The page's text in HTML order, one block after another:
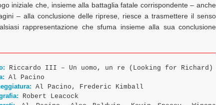
iniziale che, insieme alla battaglia fatale corrispondente – anche
– alla conclusione delle riprese, riesce a trasmettere il senso
rappresentazione che sfuma insieme alla sua conclusione
Riccardo III – Un uomo, un re (Looking for Richard)
Al Pacino
Al Pacino, Frederic Kimball
Robert Leacock